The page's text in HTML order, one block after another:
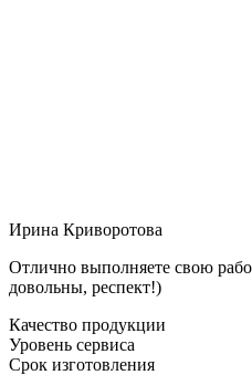
Ирина Криворотова
Отлично выполняете свою
довольны, респект!)
Качество продукции
Уровень сервиса
Срок изготовления